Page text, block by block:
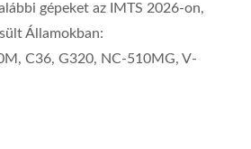
gépeket az IMTS 2026-on,
Államokban:
C36, G320, NC-510MG, V-